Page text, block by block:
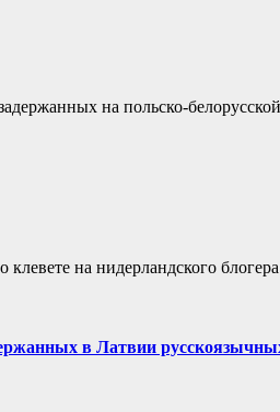
на польско-
на нидерландского
в Латвии